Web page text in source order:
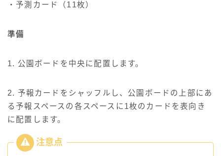
・予測カード（11枚）
準備
1. 公園ボードを中央に配置します。
2. 予報カードをシャッフルし、公園ボードの上部にあ
る予報スペースの各スペースに1枚のカードを表向き
に配置します。